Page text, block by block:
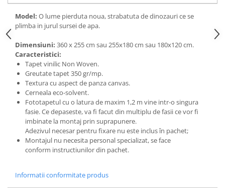
Model: O lume pierduta noua, strabatuta de dinozauri ce se
plimba in jurul sursei de apa.
Dimensiuni: 360 x 255 cm sau 255x180 cm sau 180x120 cm.
Caracteristici:
Tapet vinilic Non Woven.
Greutate tapet 350 gr/mp.
Textura cu aspect de panza canvas.
Cerneala eco-solvent.
Fototapetul cu o latura de maxim 1,2 m vine intr-o singura
fasie. Ce depaseste, va fi facut din multiplu de fasii ce vor fi
imbinate la montaj prin suprapunere.
Adezivul necesar pentru fixare nu este inclus în pachet;
Montajul nu necesita personal specializat, se face
conform instructiunilor din pachet.
Informatii conformitate produs